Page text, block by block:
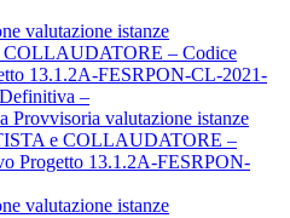
valutazione istanze
COLLAUDATORE – Codice
13.1.2A-FESRPON-CL-2021-
–
Provvisoria valutazione istanze
e COLLAUDATORE –
Progetto 13.1.2A-FESRPON-
valutazione istanze